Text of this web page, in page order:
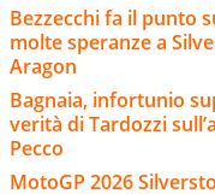
Bezzecchi fa il punto
molte speranze a
Aragon
Bagnaia, infortunio
verità di Tardozzi
Pecco
MotoGP 2026